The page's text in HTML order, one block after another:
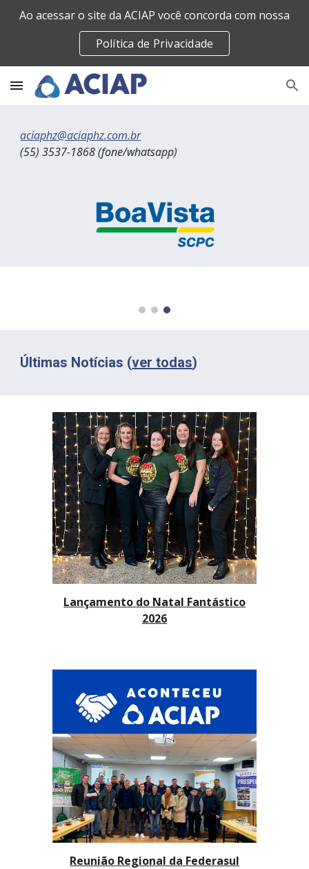
Ao acessar o site da ACIAP você concorda com nossa
Política de Privacidade
aciaphz@aciaphz.com.br
(55) 3537-1868 (fone/whatsapp)
Últimas Notícias (ver todas)
Lançamento do Natal Fantástico
2026
Reunião Regional da Federasul